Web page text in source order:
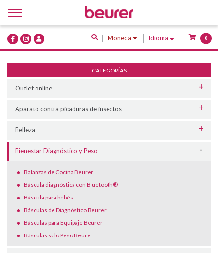
Moneda Idioma 0
Inicio
Quiénes Somos
Servicios
CATEGORÍAS
Outlet online
Aparato contra picaduras de insectos
Belleza
Bienestar Diagnóstico y Peso
Balanzas de Cocina Beurer
Báscula diagnóstica con Bluetooth®
Báscula para bebés
Básculas de Diagnóstico Beurer
Básculas para Equipaje Beurer
Básculas solo Peso Beurer